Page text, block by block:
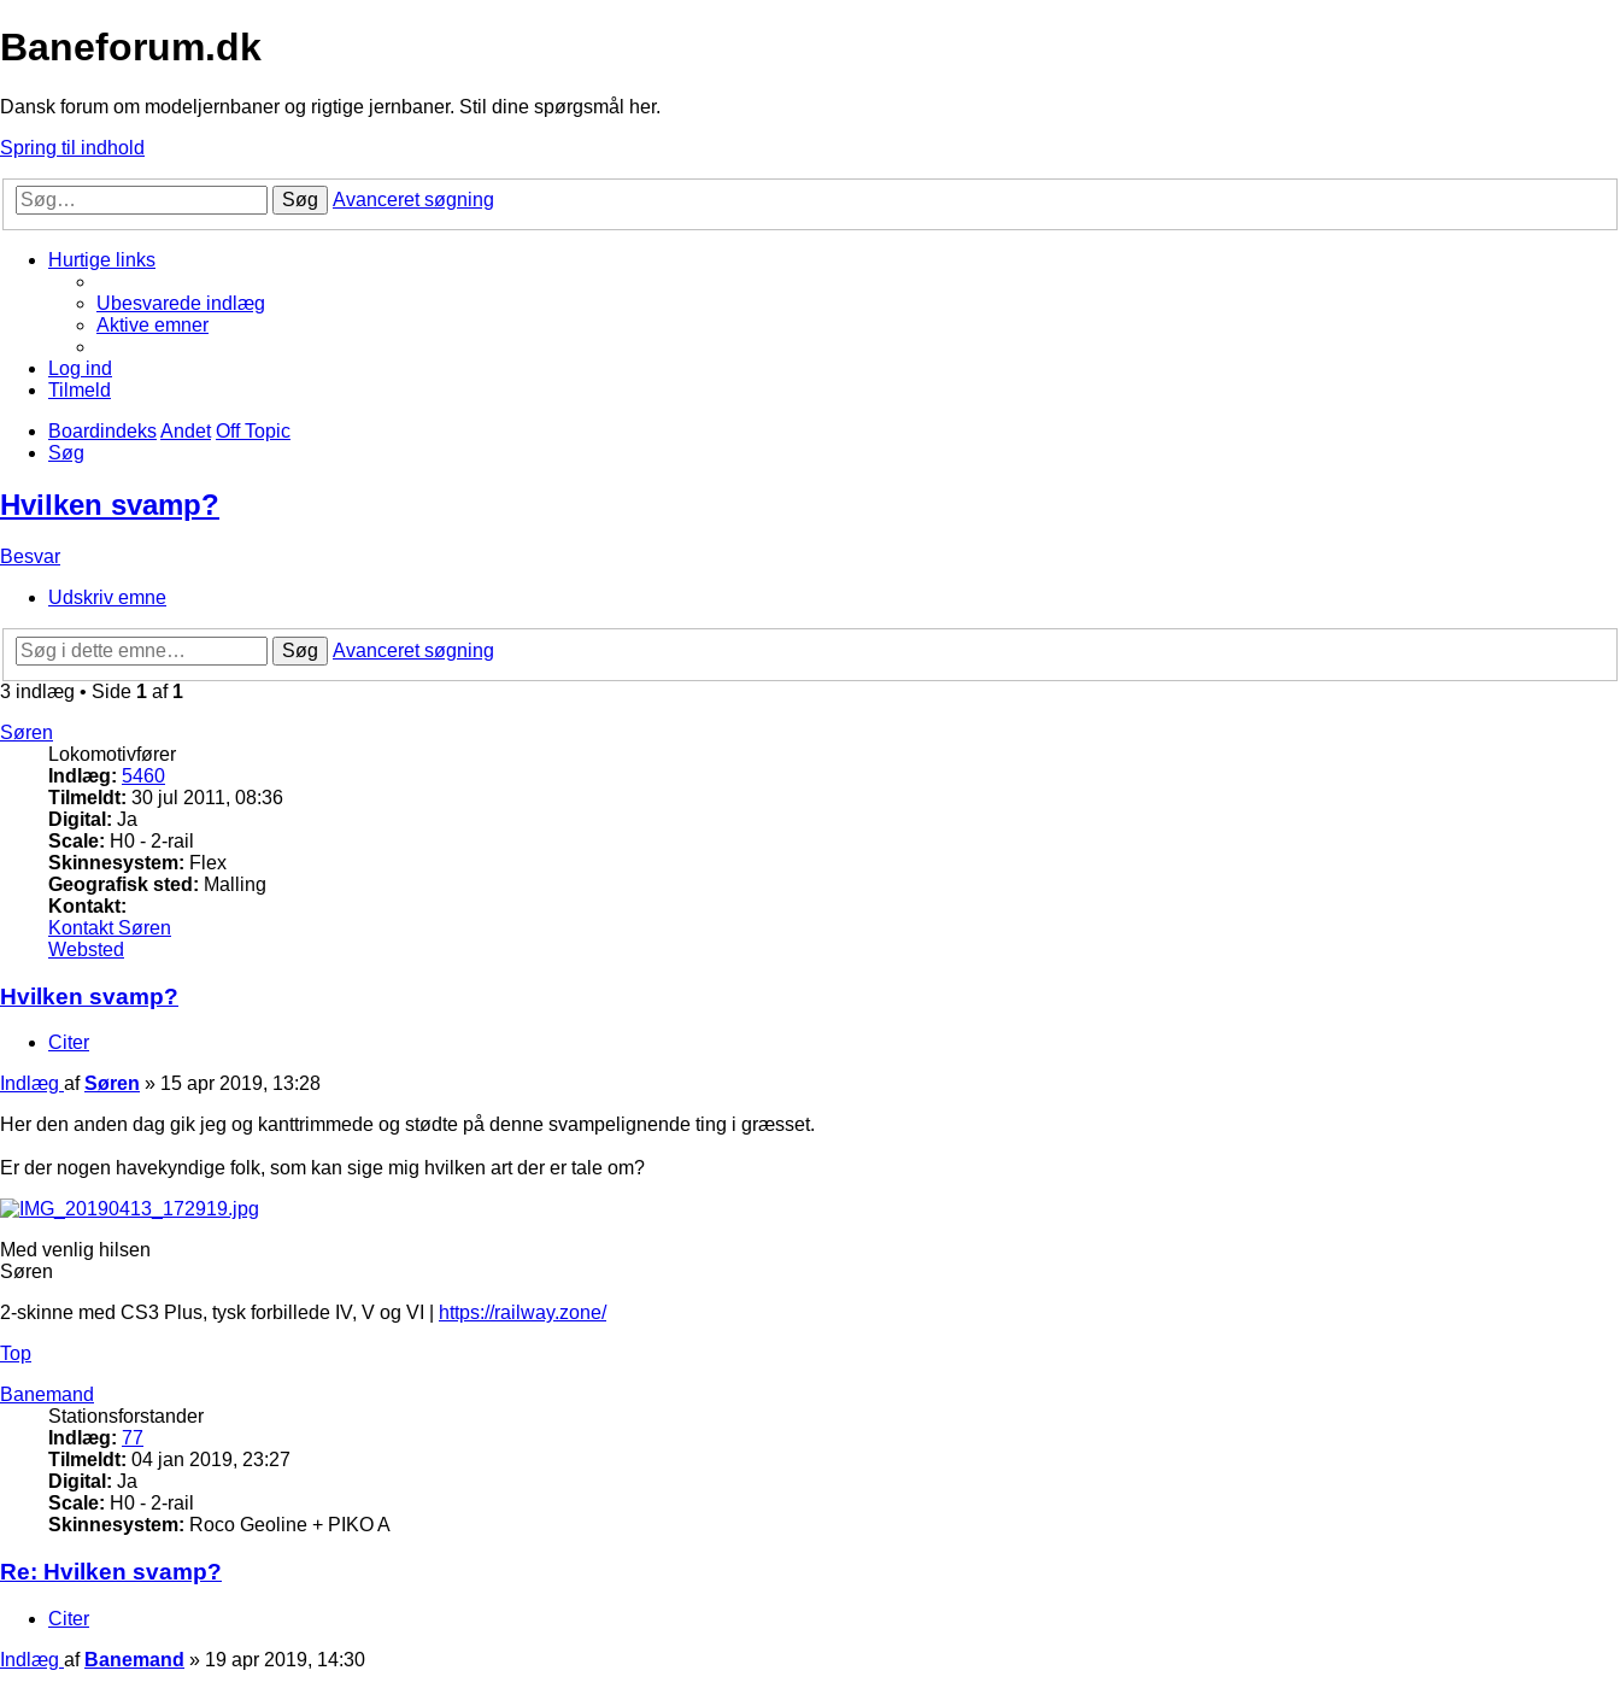
Baneforum.dk
Dansk forum om modeljernbaner og rigtige jernbaner. Stil dine spørgsmål her.
Spring til indhold
Søg Avanceret søgning
Hurtige links
Ubesvarede indlæg
Aktive emner
Log ind
Tilmeld
BoardindeksAndet Off Topic
Søg
Hvilken svamp?
Besvar
Udskriv emne
Søg
Avanceret søgning
3 indlæg • Side 1 af 1
Søren
Lokomotivfører
Indlæg: 5460
Tilmeldt: 30 jul 2011, 08:36
Digital: Ja
Scale: H0 - 2-rail
Skinnesystem: Flex
Geografisk sted: Malling
Kontakt:
Kontakt Søren
Websted
Hvilken svamp?
Citer
Indlæg afSøren » 15 apr 2019, 13:28
Her den anden dag gik jeg og kanttrimmede og stødte på denne svampelignende ting i græsset.
Er der nogen havekyndige folk, som kan sige mig hvilken art der er tale om?
Med venlig hilsen
Søren
2-skinne med CS3 Plus, tysk forbillede IV, V og VI |
https://railway.zone/
Top
Banemand
Stationsforstander
Indlæg: 77
Tilmeldt: 04 jan 2019, 23:27
Digital: Ja
Scale: H0 - 2-rail
Skinnesystem: Roco Geoline + PIKO A
Re: Hvilken svamp?
Citer
Indlæg af Banemand » 19 apr 2019, 14:30